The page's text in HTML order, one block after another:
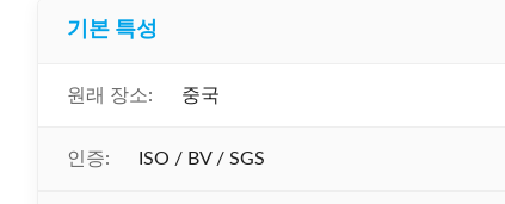
기본 특성
원래 장소: 중국
인증: ISO / BV / SGS